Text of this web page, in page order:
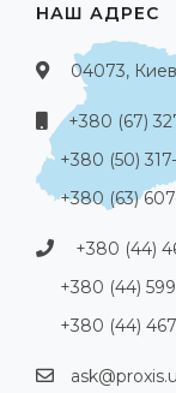
НАШ АДРЕС
04073,
+380 (67)
+380 (50)
+380 (63)
+380 (44)
+380 (44)
+380 (44)